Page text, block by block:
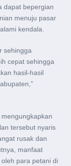
dapat bepergian
menuju pasar
kendala.
sehingga
cepat sehingga
hasil-hasil
tersebut nyaris
rusak dan
manfaat
para petani di